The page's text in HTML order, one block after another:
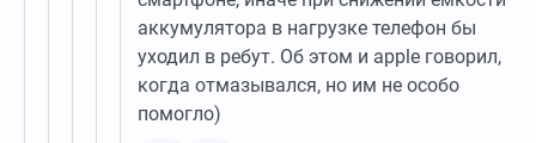
аккумулятора в нагрузке телефон бы
уходил в ребут. Об этом и apple говорил,
когда отмазывался, но им не особо
помогло)